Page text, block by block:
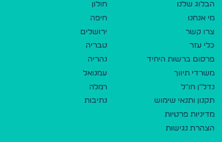
הבלוג שלנו
מי אנחנו
צרו קשר
כלי עזר
פרסום ברשות היחיד
משרדי תיווך
נדל"ן חו"ל
תקנון ותנאי שימוש
מדיניות פרטיות
הצהרת נגישות
חולון
חיפה
ירושלים
טבריה
נהריה
עמנואל
רמלה
נתיבות